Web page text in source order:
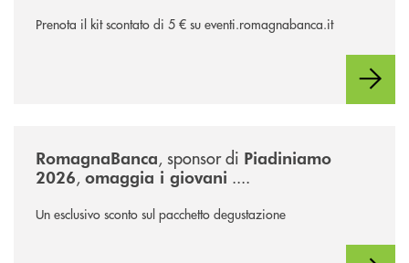
Prenota il kit scontato di 5 € su eventi.romagnabanca.it
RomagnaBanca, sponsor di Piadiniamo
2026, omaggia i giovani ....
Un esclusivo sconto sul pacchetto degustazione